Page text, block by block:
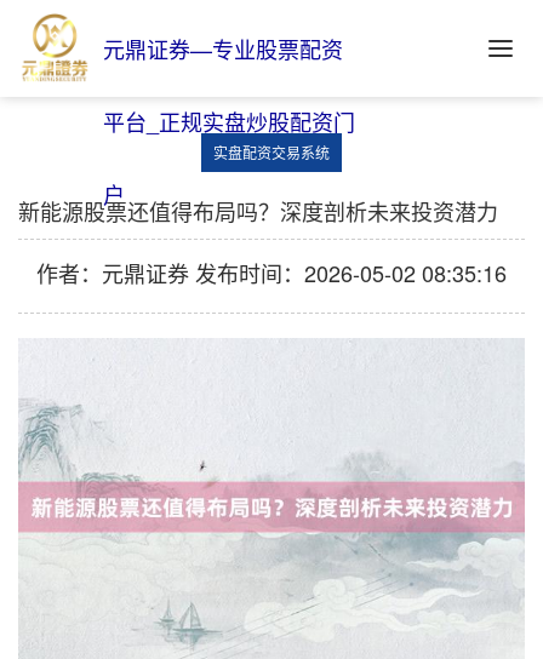
元鼎证券—专业股票配资
平台_正规实盘炒股配资门
户
实盘配资交易系统
新能源股票还值得布局吗？深度剖析未来投资潜力
作者：元鼎证券 发布时间：2026-05-02 08:35:16